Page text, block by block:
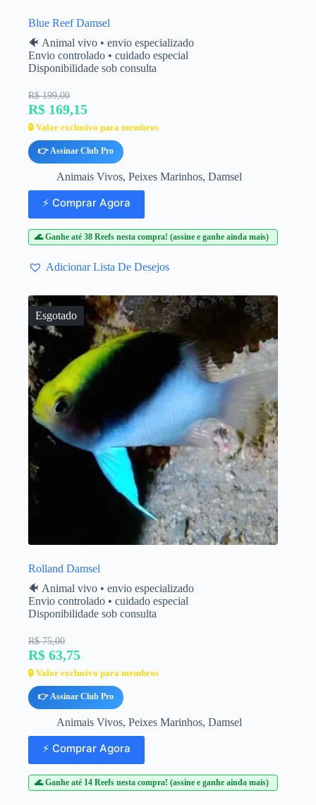
Blue Reef Damsel
🐠 Animal vivo • envio especializado
Envio controlado • cuidado especial
Disponibilidade sob consulta
R$ 199,00
R$ 169,15
🔒 Valor exclusivo para membros
👉 Assinar Club Pro
Animais Vivos, Peixes Marinhos, Damsel
⚡ Comprar Agora
🌊 Ganhe até 38 Reefs nesta compra! (assine e ganhe ainda mais)
Adicionar Lista De Desejos
Esgotado
Rolland Damsel
🐠 Animal vivo • envio especializado
Envio controlado • cuidado especial
Disponibilidade sob consulta
R$ 75,00
R$ 63,75
🔒 Valor exclusivo para membros
👉 Assinar Club Pro
Animais Vivos, Peixes Marinhos, Damsel
⚡ Comprar Agora
🌊 Ganhe até 14 Reefs nesta compra! (assine e ganhe ainda mais)